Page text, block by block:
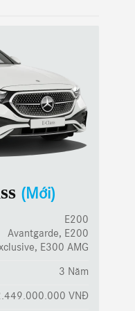
(Mới)
E200
Avantgarde, E200
E300 AMG
3 Năm
VNĐ